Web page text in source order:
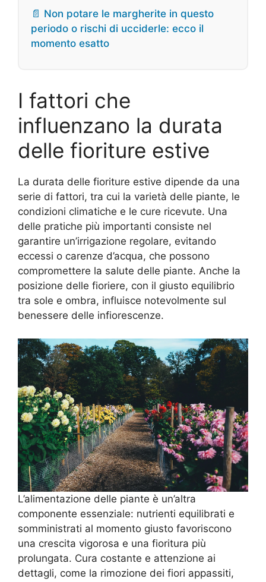
📄 Non potare le margherite in questo
periodo o rischi di ucciderle: ecco il
momento esatto
I fattori che
influenzano la durata
delle fioriture estive
La durata delle fioriture estive dipende da una
serie di fattori, tra cui la varietà delle piante, le
condizioni climatiche e le cure ricevute. Una
delle pratiche più importanti consiste nel
garantire un’irrigazione regolare, evitando
eccessi o carenze d’acqua, che possono
compromettere la salute delle piante. Anche la
posizione delle fioriere, con il giusto equilibrio
tra sole e ombra, influisce notevolmente sul
benessere delle infiorescenze.
L’alimentazione delle piante è un’altra
componente essenziale: nutrienti equilibrati e
somministrati al momento giusto favoriscono
una crescita vigorosa e una fioritura più
prolungata. Cura costante e attenzione ai
dettagli, come la rimozione dei fiori appassiti,